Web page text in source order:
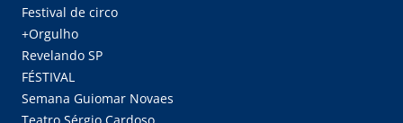
Festival de circo
+Orgulho
Revelando SP
FÉSTIVAL
Semana Guiomar Novaes